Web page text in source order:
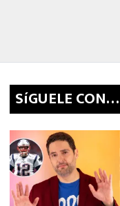
SíGUELE CON…